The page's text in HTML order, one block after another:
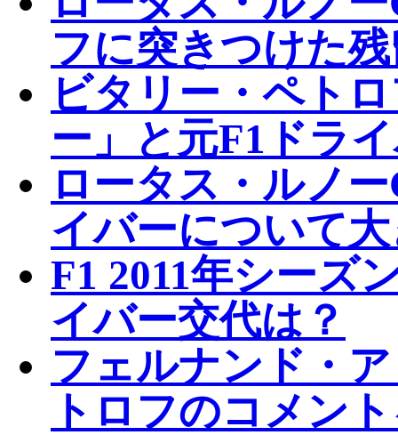
フに突きつけた
ビタリー・ペト
ー」と元F1ドラ
ロータス・ルノ
イバーについて
F1 2011年シーズ
イバー交代は？
フェルナンド・
トロフのコメン